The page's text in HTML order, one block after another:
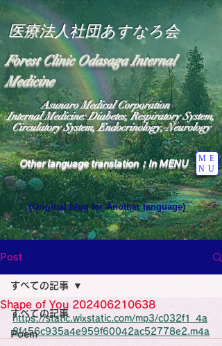
医療法人社団あすなろ会
Forest Clinic Odasaga Internal
Medicine
Other language translation：In MENU
ME
NU
Asunaro Medical Corporation
Internal Medicine: Diabetes, Respiratory System,
Circulatory System, Endocrinology, Neurology
(Original blog for Another language)
Heavens: Beyond the Universe: The World
the God of Light Resides"
Medicine Specialist
Specialist
Wide Blog
Medicine
Religion
Post
すべての記事
Poem
すべての記事
Shape of You 202406210638
https://static.wixstatic.com/mp3/c032f1_4a
8f456c935a4e959f60042ac52778e2.m4a